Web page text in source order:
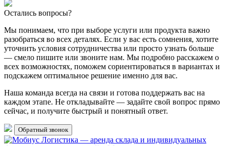
Остались вопросы?
Мы понимаем, что при выборе услуги или продукта важно
разобраться во всех деталях. Если у вас есть сомнения, хотите
уточнить условия сотрудничества или просто узнать больше
— смело пишите или звоните нам. Мы подробно расскажем о
всех возможностях, поможем сориентироваться в вариантах и
подскажем оптимальное решение именно для вас.
Наша команда всегда на связи и готова поддержать вас на
каждом этапе. Не откладывайте — задайте свой вопрос прямо
сейчас, и получите быстрый и понятный ответ.
Обратный звонок